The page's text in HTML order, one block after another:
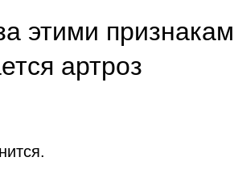
этими
артроз